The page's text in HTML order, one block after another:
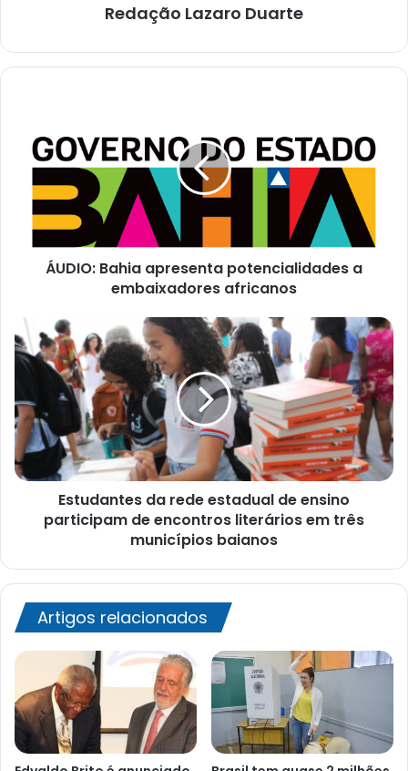
Redação Lazaro Duarte
potencialidades
embaixadores
ÁUDIO: Bahia apresenta potencialidades a
embaixadores africanos
Estudantes
da
rede
estadual
de
ensino
participam
de
encontros
literários
baianos
Estudantes da rede estadual de ensino
participam de encontros literários em três
municípios baianos
Artigos relacionados